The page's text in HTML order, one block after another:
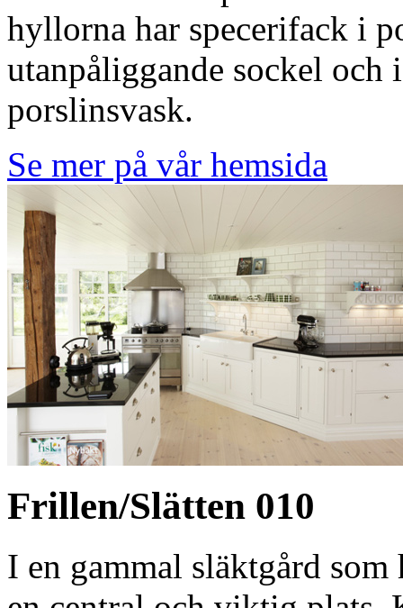
hyllorna har specerifack i
utanpåliggande sockel
porslinsvask.
Se mer på vår hemsida
Frillen/Slätten 010
I en gammal släktgård